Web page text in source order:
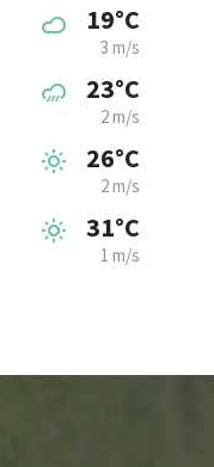
19°C
3 m/s
23°C
2 m/s
26°C
2 m/s
31°C
1 m/s